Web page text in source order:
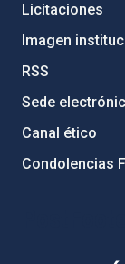
Licitaciones
Imagen
RSS
Sede
Canal ético
Condolencias